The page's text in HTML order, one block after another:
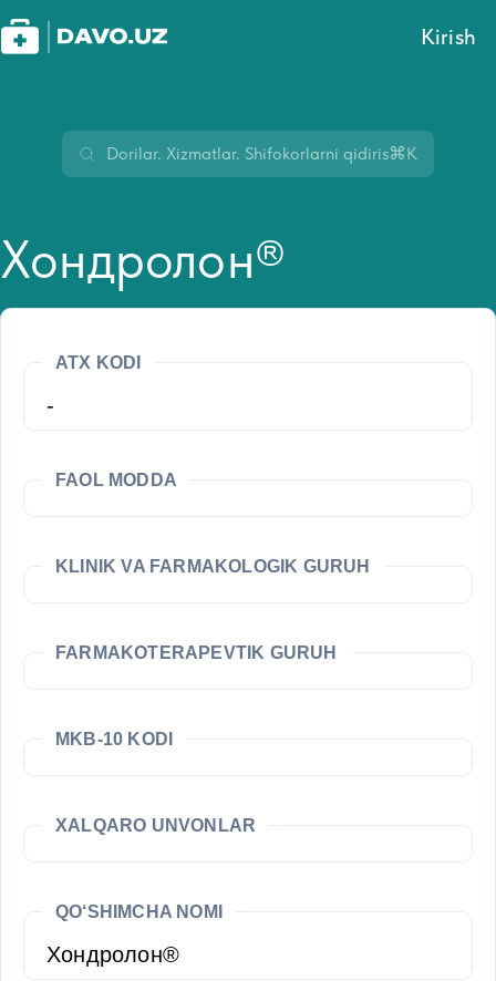
Kirish
⌘K
Хондролон®
ATX KODI
-
FAOL MODDA
KLINIK VA FARMAKOLOGIK GURUH
FARMAKOTERAPEVTIK GURUH
MKB-10 KODI
XALQARO UNVONLAR
QO‘SHIMCHA NOMI
Хондролон®